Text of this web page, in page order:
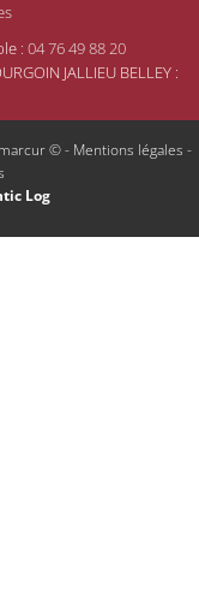
: 04 76 49 88 20
JALLIEU BELLEY :
©- Mentions légales -
Log